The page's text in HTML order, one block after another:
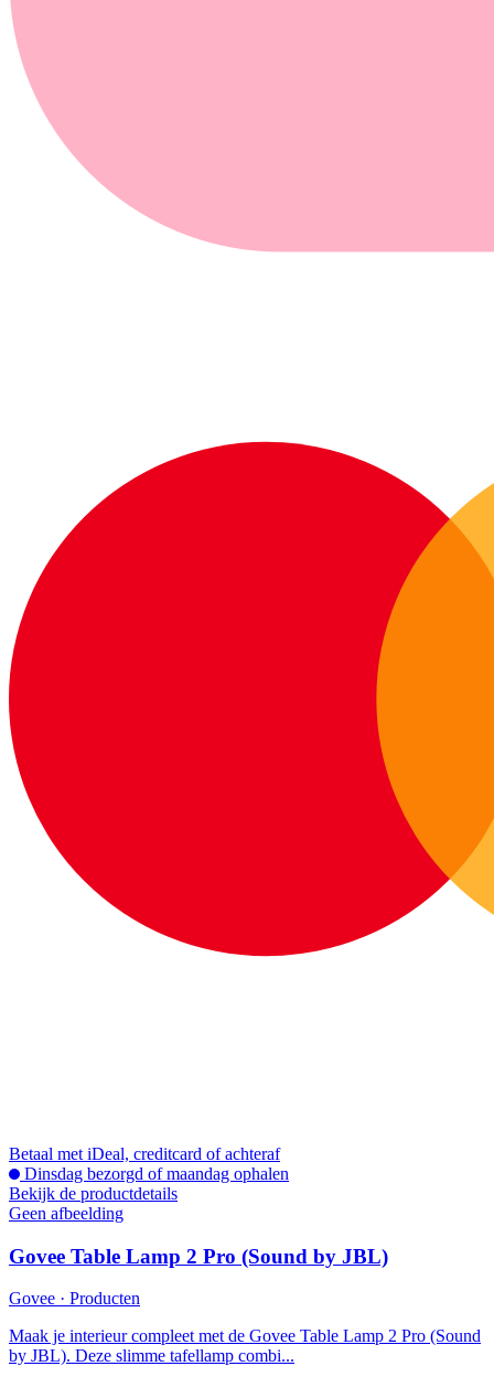
Betaal met iDeal, creditcard of achteraf
Dinsdag bezorgd of maandag ophalen
Bekijk de productdetails
Geen afbeelding
Govee Table Lamp 2 Pro (Sound by JBL)
Govee · Producten
Maak je interieur compleet met de Govee Table Lamp 2 Pro (Sound
by JBL). Deze slimme tafellamp combi...